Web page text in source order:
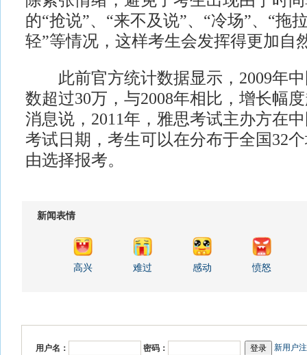
的“抢说”、“来不及说”、“冷场”、“拖
轻”等情况，这样考生会发挥得更加自
此前官方统计数据显示，2009年中
数超过30万，与2008年相比，增长幅
消息说，2011年，雅思考试主办方在
考试日期，考生可以在分布于全国32
由选择报考。
新闻表情
高兴 难过 感动 愤怒
用户名： 密码： 新用户